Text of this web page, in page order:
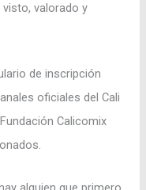
valorado y
de inscripción
oficiales del Cali
Calicomix